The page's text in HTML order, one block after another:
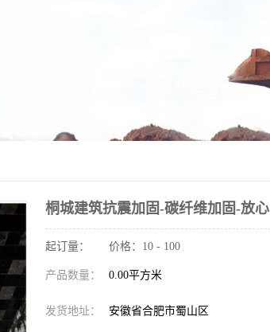
桐城建筑抗震加固-碳纤维加固-放心
起订量： 价格：10 - 100
产品数量： 0.00平方米
发货地址： 安徽省合肥市蜀山区